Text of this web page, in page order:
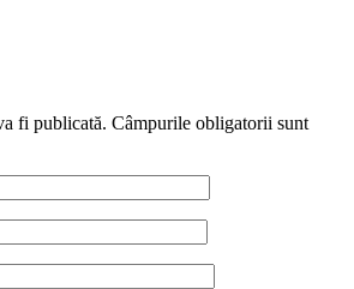
fi publicată. Câmpurile obligatorii sunt